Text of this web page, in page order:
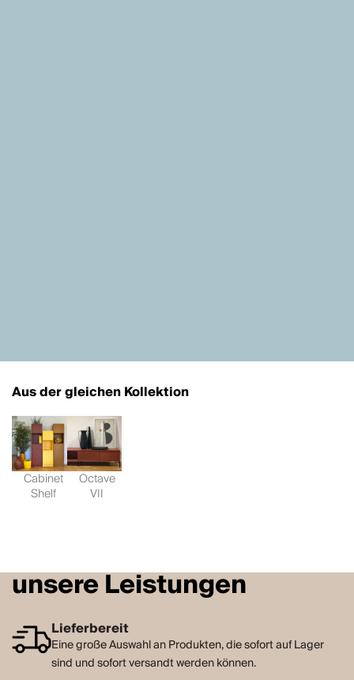
Aus der gleichen Kollektion
Cabinet
Shelf
Octave
VII
unsere Leistungen
Lieferbereit
Eine große Auswahl an Produkten, die sofort auf Lager
sind und sofort versandt werden können.